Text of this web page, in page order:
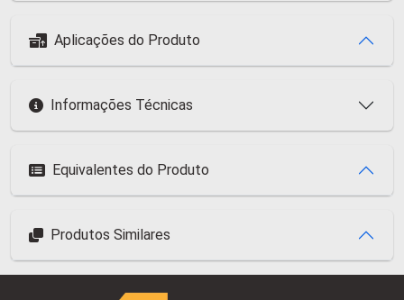
Aplicações do Produto
Informações Técnicas
Equivalentes do Produto
Produtos Similares